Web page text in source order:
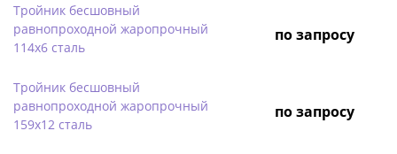
Тройник бесшовный
равнопроходной жаропрочный
114х6 сталь
по запросу
Тройник бесшовный
равнопроходной жаропрочный
159х12 сталь
по запросу